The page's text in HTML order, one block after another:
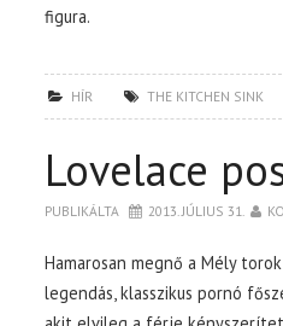
figura.
HÍR THE KITCHEN SINK
Lovelace
PUBLIKÁLTA 2013. JÚLIUS 31.
Hamarosan megnő a Mély
legendás, klasszikus pornó